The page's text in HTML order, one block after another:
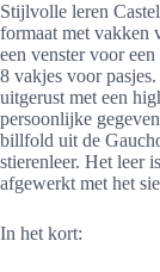
Stijlvolle leren
formaat met vakken
een venster voor
8 vakjes voor
uitgerust met een
persoonlijke
billfold uit de
stierenleer. Het leer
afgewerkt met het
In het kort: